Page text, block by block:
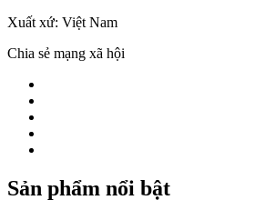
Xuất xứ: Việt Nam
Chia sẻ mạng xã hội
Sản phẩm nổi bật